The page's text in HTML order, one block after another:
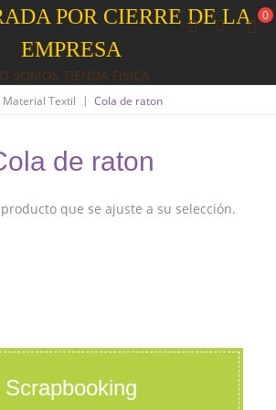
POR CIERRE DE LA
EMPRESA
SOMOS TIENDA FISICA
0
Material Textil | Cola de raton
de raton
que se ajuste a su selección.
Scrapbooking